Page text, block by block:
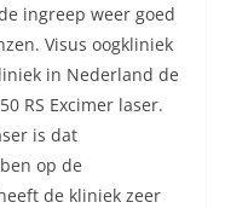
ingreep weer goed
Visus oogkliniek
in Nederland de
RS Excimer laser.
is dat
op de
de kliniek zeer